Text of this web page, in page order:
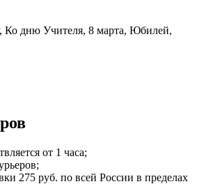
Ко дню Учителя, 8 марта, Юбилей,
от 1 часа;
275 руб. по всей России в пределах